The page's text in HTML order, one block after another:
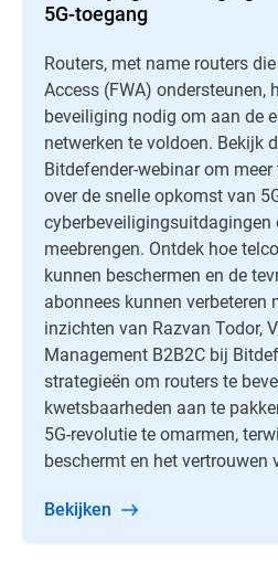
5G-toegang
Routers, met name routers
Access (FWA) ondersteunen,
beveiliging nodig om aan de
netwerken te voldoen. Bekijk
Bitdefender-webinar om
over de snelle opkomst van
cyberbeveiligingsuitdagingen
meebrengen. Ontdek hoe
kunnen beschermen en de
abonnees kunnen verbeteren
inzichten van Razvan Todor,
Management B2B2C bij
strategieën om routers te
kwetsbaarheden aan te
5G-revolutie te omarmen,
beschermt en het vertrouwen
Bekijken